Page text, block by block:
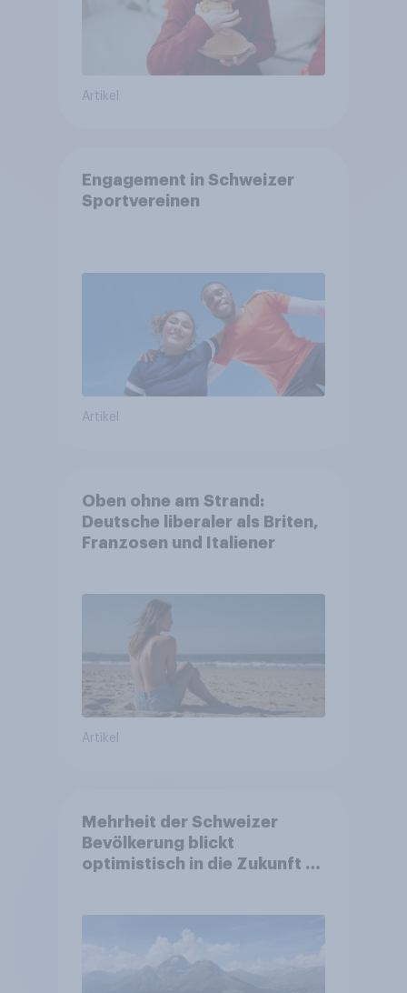
Artikel
Engagement in Schweizer
Sportvereinen
Artikel
Oben ohne am Strand:
Deutsche liberaler als Briten,
Franzosen und Italiener
Artikel
Mehrheit der Schweizer
Bevölkerung blickt
optimistisch in die Zukunft –
Altersvorsorge